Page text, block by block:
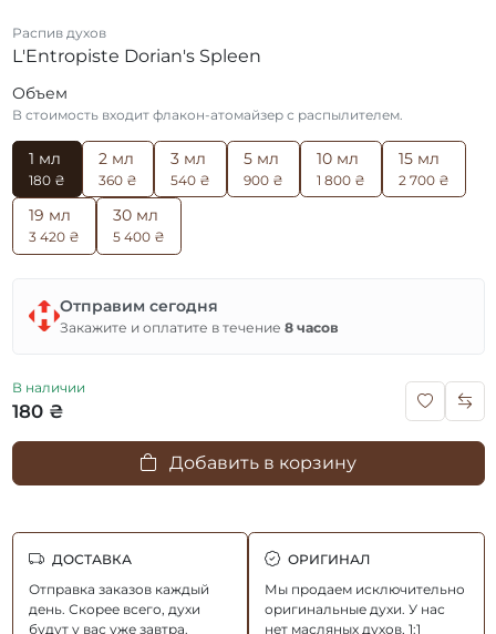
Распив духов
L'Entropiste Dorian's Spleen
Объем
В стоимость входит флакон-атомайзер с распылителем.
1 мл
180 ₴
2 мл
360 ₴
3 мл
540 ₴
5 мл
900 ₴
10 мл
1 800 ₴
15 мл
2 700 ₴
19 мл
3 420 ₴
30 мл
5 400 ₴
Отправим сегодня
Закажите и оплатите в течение 8 часов
В наличии
180 ₴
Добавить в корзину
ДОСТАВКА
Отправка заказов каждый
день. Скорее всего, духи
будут у вас уже завтра.
ОРИГИНАЛ
Мы продаем исключительно
оригинальные духи. У нас
нет масляных духов, 1:1